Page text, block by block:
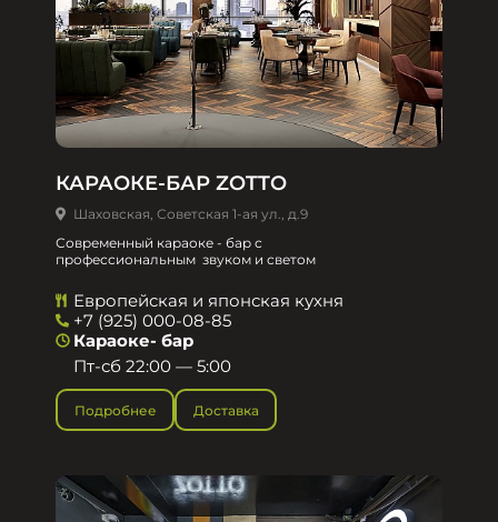
КАРАОКЕ-БАР ZOTTO
Шаховская, Советская 1-ая ул., д.9
Современный караоке - бар с
профессиональным звуком и светом
Европейская и японская кухня
+7 (925) 000-08-85
Караоке- бар
Пт-сб 22:00 — 5:00
Подробнее Доставка